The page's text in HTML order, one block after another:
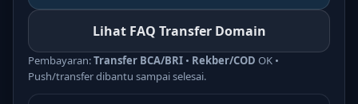
Lihat FAQ Transfer Domain
Pembayaran:Transfer BCA/BRI • Rekber/COD OK •
Push/transfer dibantu sampai selesai.